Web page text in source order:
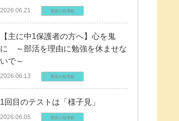
2026.06.21 塾長の指導観
【主に中1保護者の方へ】心を鬼
に ～部活を理由に勉強を休ませな
いで～
2026.06.13 塾長の指導観
1回目のテストは「様子見」
2026.06.05 塾長の指導観